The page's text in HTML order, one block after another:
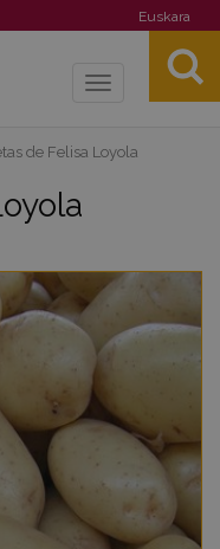
Euskara
Toggle
de Felisa Loyola